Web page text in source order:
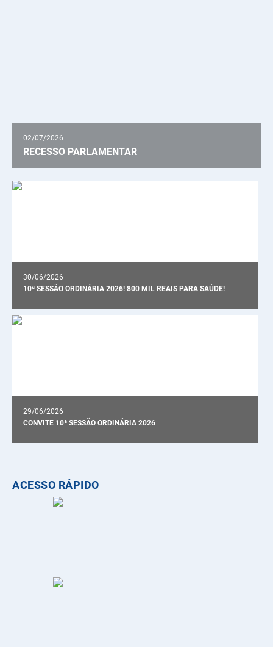
02/07/2026
RECESSO PARLAMENTAR
30/06/2026
10ª SESSÃO ORDINÁRIA 2026! 800 MIL REAIS PARA SAÚDE!
29/06/2026
CONVITE 10ª SESSÃO ORDINÁRIA 2026
ACESSO RÁPIDO